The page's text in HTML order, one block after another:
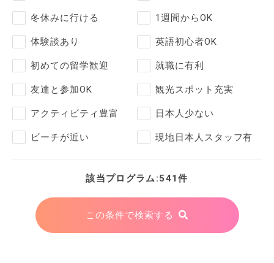
冬休みに行ける 1週間からOK
体験談あり 英語初心者OK
初めての留学歓迎 就職に有利
友達と参加OK 観光スポット充実
アクティビティ豊富 日本人少ない
ビーチが近い 現地日本人スタッフ有
該当プログラム:541件
この条件で検索する